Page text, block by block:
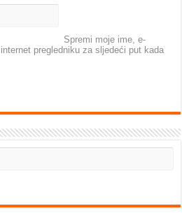
Spremi moje ime, e-
pregledniku za sljedeći put kada